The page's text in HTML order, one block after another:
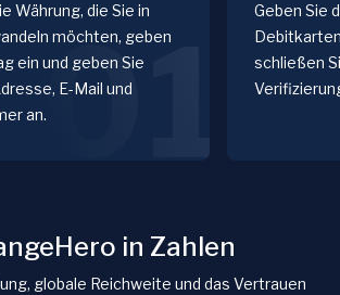
Währung, die Sie in
möchten, geben
ein und geben Sie
E-Mail und
an.01
Geben Sie
schließen
in Zahlen
globale Reichweite und das Vertrauen